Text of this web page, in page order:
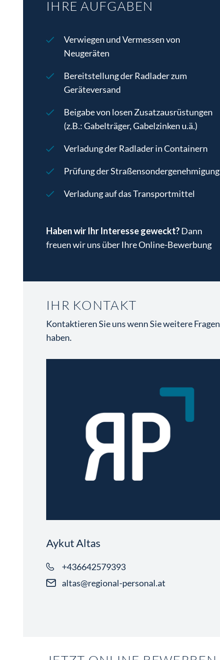
Mitarbeit in einem engagierten Team
Einarbeitungsphase
Unbefristetes Dienstverhältnis bei
Regional Personal GmbH mit Option
zur Fixübernahme beim Kunden
Gute Deutschkenntnisse in Wort und
Teamfähigkeit sowie Kontaktfreude
Unbescholtenes Leumundszeugnis ist
Abgeleisteter Präsenz- bzw.
Zivildienst bei männlichen Bewerbern
Bewerbungen von nicht EU-Bürgern
(m/w/d) können nur auf Basis einer
Arbeitsbewilligung berücksichtigt
IHRE AUFGABEN
Verwiegen und Vermessen von
Neugeräten
Bereitstellung der Radlader zum
Geräteversand
Beigabe von losen Zusatzausrüstungen
(z.B.: Gabelträger, Gabelzinken u.ä.)
Verladung der Radlader in Containern
Prüfung der Straßensondergenehmigung
Verladung auf das Transportmittel
Haben wir Ihr Interesse geweckt?Dann
freuen wir uns über Ihre Online-Bewerbung
IHR KONTAKT
Kontaktieren Sie uns wenn Sie weitere Fragen
haben.
Aykut Altas
+436642579393
altas@regional-personal.at